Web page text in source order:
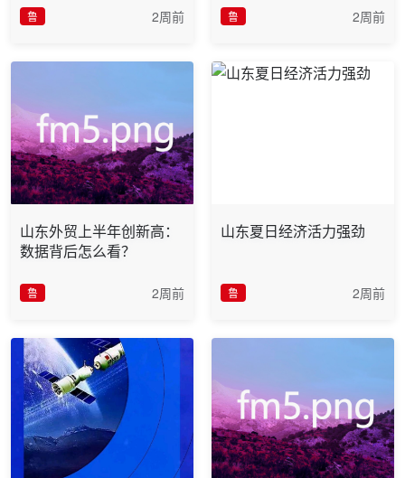
鲁 2周前 鲁 2周前
山东外贸上半年创新高：
数据背后怎么看？
鲁 2周前
山东夏日经济活力强劲
鲁 2周前